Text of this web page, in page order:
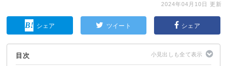
2024年04月10日 更新
シェア ツイート シェア
目次